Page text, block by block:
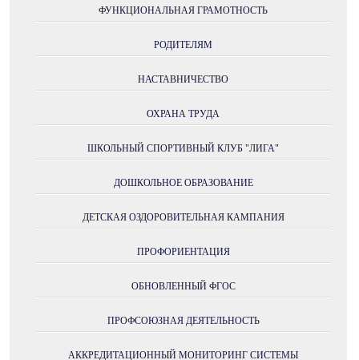
ФУНКЦИОНАЛЬНАЯ ГРАМОТНОСТЬ
РОДИТЕЛЯМ
НАСТАВНИЧЕСТВО
ОХРАНА ТРУДА
ШКОЛЬНЫЙ СПОРТИВНЫЙ КЛУБ "ЛИГА"
ДОШКОЛЬНОЕ ОБРАЗОВАНИЕ
ДЕТСКАЯ ОЗДОРОВИТЕЛЬНАЯ КАМПАНИЯ
ПРОФОРИЕНТАЦИЯ
ОБНОВЛЕННЫЙ ФГОС
ПРОФСОЮЗНАЯ ДЕЯТЕЛЬНОСТЬ
АККРЕДИТАЦИОННЫЙ МОНИТОРИНГ СИСТЕМЫ